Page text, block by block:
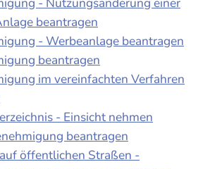
beantragen
- Werbeanlage beantragen
beantragen
im vereinfachten Verfahren
- Einsicht nehmen
beantragen
öffentlichen Straßen -